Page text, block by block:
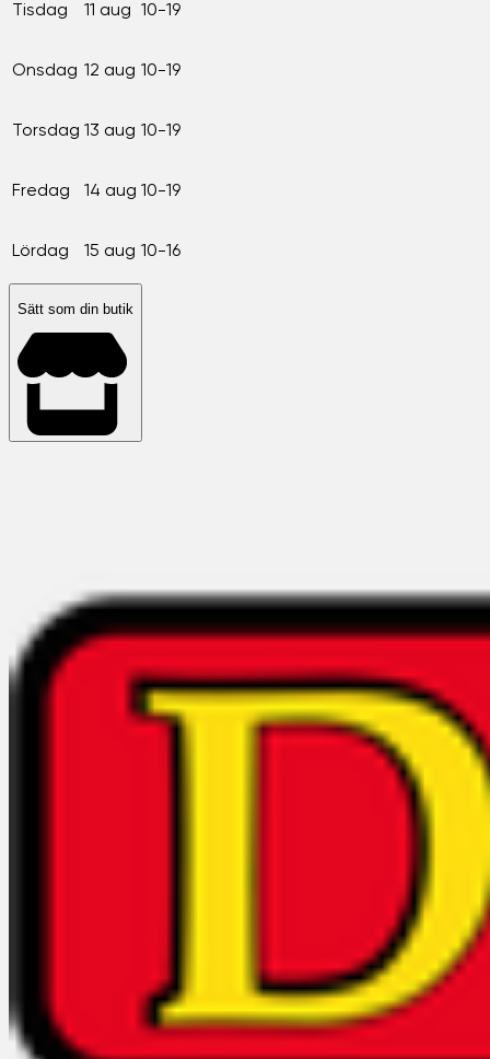
Tisdag 11 aug 10-19
Onsdag 12 aug 10-19
Torsdag 13 aug 10-19
Fredag 14 aug 10-19
Lördag 15 aug 10-16
Sätt som din butik